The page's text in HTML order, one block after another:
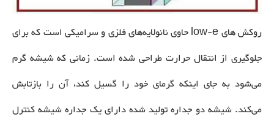
روکش های low-e حاوی نانولایه‌های فلزی و سرامیکی است که برای
جلوگیری از انتقال حرارت طراحی شده است. زمانی که شیشه گرم
می‌شود به جای اینکه گرمای خود را گسیل کند، آن را بازتابش
می‌کند. شیشه دو جداره تولید شده دارای یک جداره شیشه کنترل